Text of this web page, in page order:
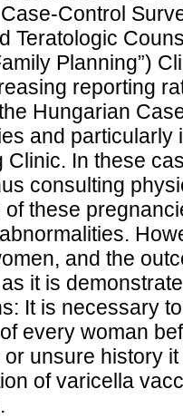
Control
Teratologic
Planning”)
reporting
Hungarian
and particularly
Clinic. In these
consulting
of these
and the
it is
It is necessary
every woman
or unsure history
of varicella